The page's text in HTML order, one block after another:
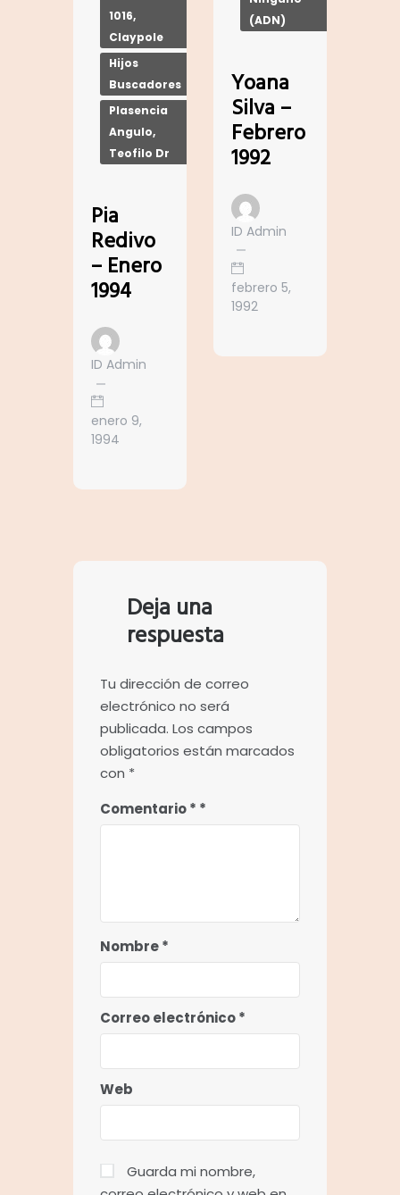
1016,
Claypole
Hijos
Buscadores
Plasencia
Angulo,
Teofilo Dr
Pia
Redivo
– Enero
1994
ID Admin
enero 9,
1994
(ADN)
Yoana
Silva –
Febrero
1992
ID Admin
febrero 5,
1992
Deja una
respuesta
Tu dirección de correo
electrónico no será
publicada. Los campos
obligatorios están marcados
con *
Comentario*
Nombre*
Correo electrónico*
Web
Guarda mi nombre,